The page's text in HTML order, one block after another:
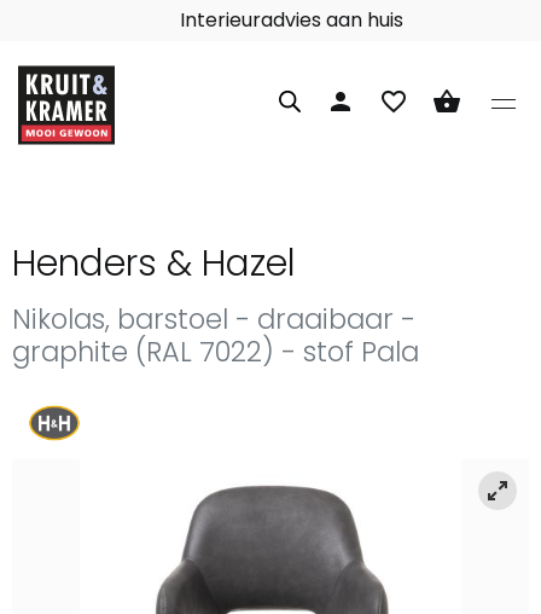
Interieuradvies aan huis
person favorite_border shopping_basket
Henders & Hazel
Nikolas, barstoel - draaibaar -
graphite (RAL 7022) - stof Pala